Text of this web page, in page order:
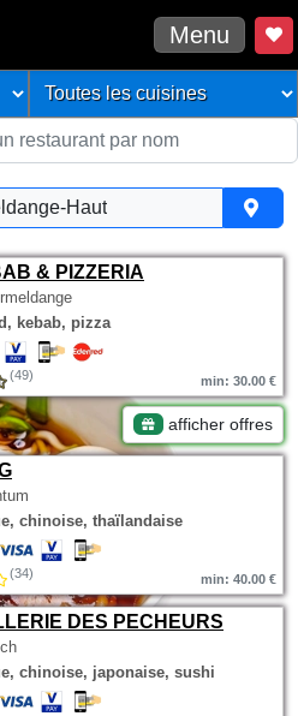
Menu
Haut
& PIZZERIA
kebab, pizza
(49) min: 30.00 €
afficher offres
chinoise, thaïlandaise
(34) min: 40.00 €
DES PECHEURS
chinoise, japonaise, sushi